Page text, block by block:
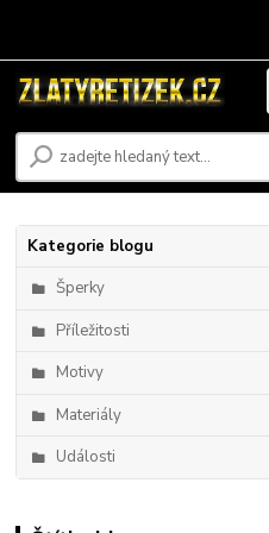
Kategorie blogu
Šperky
Příležitosti
Motivy
Materiály
Události